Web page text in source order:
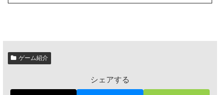
ゲーム紹介
シェアする